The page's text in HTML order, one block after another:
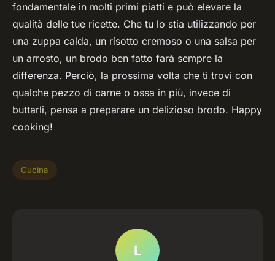
fondamentale in molti primi piatti e può elevare la
qualità delle tue ricette. Che tu lo stia utilizzando per
una zuppa calda, un risotto cremoso o una salsa per
un arrosto, un brodo ben fatto farà sempre la
differenza. Perciò, la prossima volta che ti trovi con
qualche pezzo di carne o ossa in più, invece di
buttarli, pensa a preparare un delizioso brodo. Happy
cooking!
Cucina
L